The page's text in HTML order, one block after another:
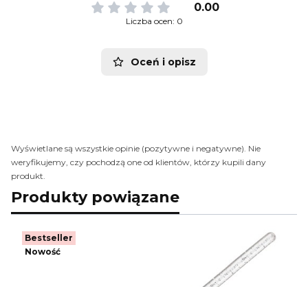
0.00
Liczba ocen: 0
Oceń i opisz
Wyświetlane są wszystkie opinie (pozytywne i negatywne). Nie
weryfikujemy, czy pochodzą one od klientów, którzy kupili dany
produkt.
Produkty powiązane
Bestseller
Nowość